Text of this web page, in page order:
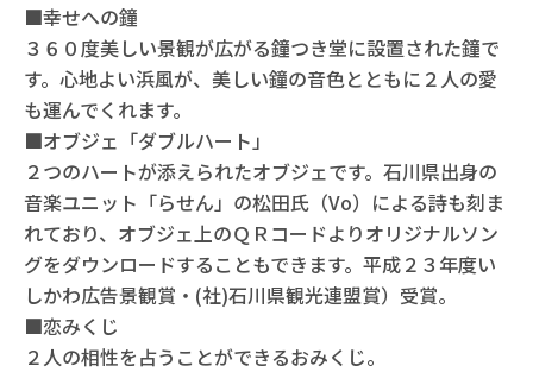
■幸せへの鐘
３６０度美しい景観が広がる鐘つき堂に設置された鐘で
す。心地よい浜風が、美しい鐘の音色とともに２人の愛
も運んでくれます。
■オブジェ「ダブルハート」
２つのハートが添えられたオブジェです。石川県出身の
音楽ユニット「らせん」の松田氏（Vo）による詩も刻ま
れており、オブジェ上のＱＲコードよりオリジナルソン
グをダウンロードすることもできます。平成２３年度い
しかわ広告景観賞・(社)石川県観光連盟賞）受賞。
■恋みくじ
２人の相性を占うことができるおみくじ。